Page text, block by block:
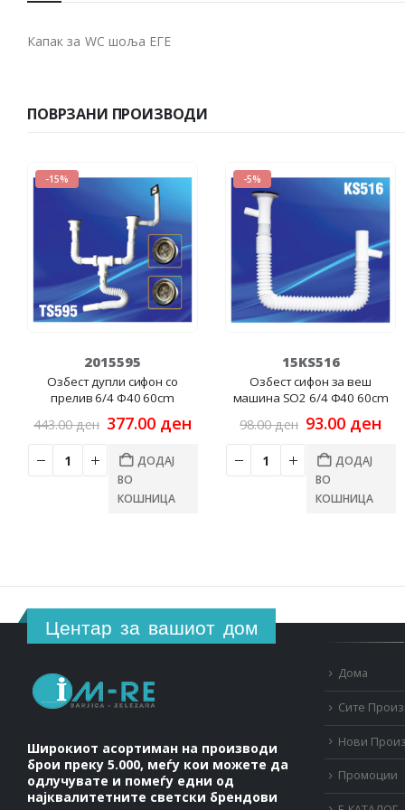
Капак за WC шоља ЕГЕ
ПОВРЗАНИ ПРОИЗВОДИ
-15%
2015595
Озбест дупли сифон со
прелив 6/4 Ф40 60cm
443.00ден Original
was:
443.00 ден.
377.00 ден Current
price
377.00 ден.
ДОДАЈ
ВО
КОШНИЦА
-5%
15KS516
Озбест сифон за веш
машина SO2 6/4 Ф40 60cm
98.00ден Original
was:
98.00 ден.
93.00 ден
ДОДАЈ
ВО
КОШНИЦА
Центар за вашиот дом
Широкиот асортиман на производи
брои преку 5.000, меѓу кои можете да
одлучувате и помеѓу едни од
најквалитетните светски брендови
Дома
Сите
Нови
Промоции